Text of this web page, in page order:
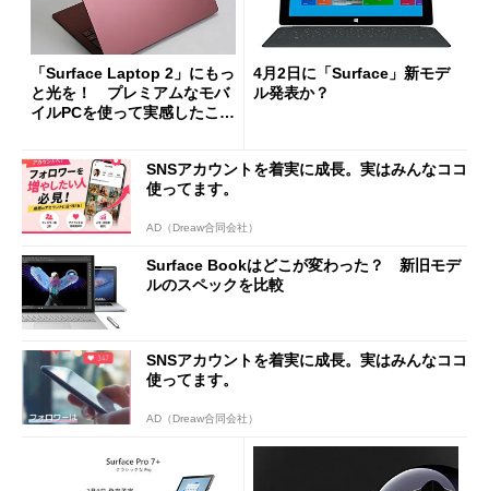
「Surface Laptop 2」にもっ
と光を！ プレミアムなモバ
イルPCを使って実感したこと
4月2日に「Surface」新モデ
ル発表か？
SNSアカウントを着実に成長。実はみんなココ
使ってます。
AD（Dreaw合同会社）
Surface Bookはどこが変わった？ 新旧モデ
ルのスペックを比較
SNSアカウントを着実に成長。実はみんなココ
使ってます。
AD（Dreaw合同会社）